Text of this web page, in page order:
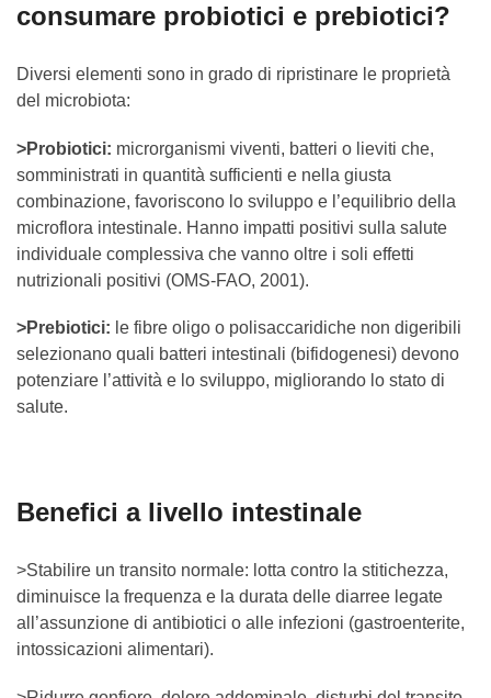
consumare probiotici e prebiotici?
Diversi elementi sono in grado di ripristinare le proprietà
del microbiota:
>Probiotici: microrganismi viventi, batteri o lieviti che,
somministrati in quantità sufficienti e nella giusta
combinazione, favoriscono lo sviluppo e l’equilibrio della
microflora intestinale. Hanno impatti positivi sulla salute
individuale complessiva che vanno oltre i soli effetti
nutrizionali positivi (OMS-FAO, 2001).
>Prebiotici: le fibre oligo o polisaccaridiche non digeribili
selezionano quali batteri intestinali (bifidogenesi) devono
potenziare l’attività e lo sviluppo, migliorando lo stato di
salute.
Benefici a livello intestinale
>Stabilire un transito normale: lotta contro la stitichezza,
diminuisce la frequenza e la durata delle diarree legate
all’assunzione di antibiotici o alle infezioni (gastroenterite,
intossicazioni alimentari).